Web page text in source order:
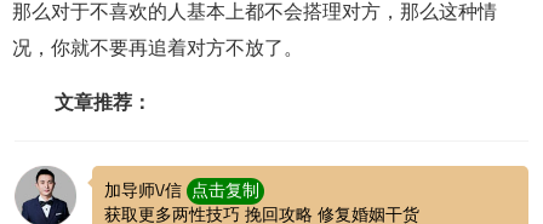
那么对于不喜欢的人基本上都不会搭理对方，那么这种情
况，你就不要再追着对方不放了。
文章推荐：
加导师\/信
点击复制
获取更多两性技巧 挽回攻略 修复婚姻干货